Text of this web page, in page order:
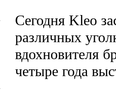
Сегодня Kleo
различных
вдохновителя
четыре года